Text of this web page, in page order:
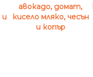
и
авокадо, домат,
кисело мляко, чесън
и копър